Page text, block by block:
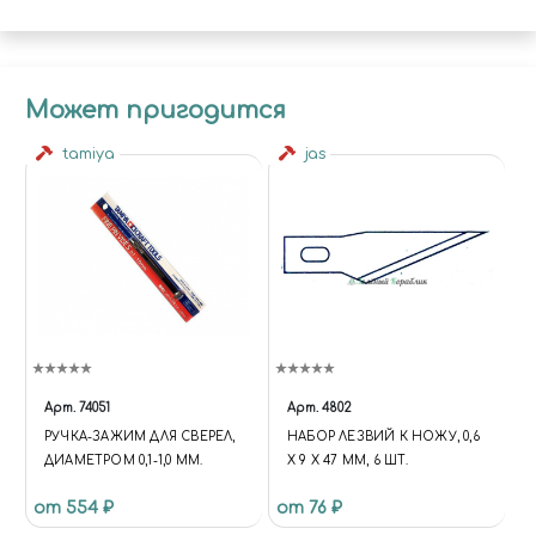
Может пригодится
tamiya
Арт. 74051
РУЧКА-ЗАЖИМ ДЛЯ СВЕРЕЛ,
ДИАМЕТРОМ 0,1-1,0 ММ.
от 554 ₽
jas
Арт. 4802
НАБОР ЛЕЗВИЙ К НОЖУ, 0,6
Х 9 Х 47 ММ, 6 ШТ.
от 76 ₽